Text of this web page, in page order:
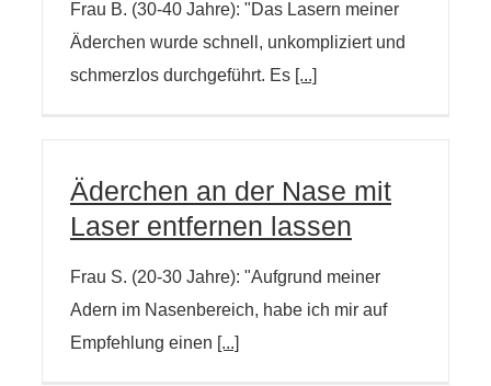
Frau B. (30-40 Jahre): "Das Lasern meiner
Äderchen wurde schnell, unkompliziert und
schmerzlos durchgeführt. Es [...]
Äderchen an der Nase mit
Laser entfernen lassen
Frau S. (20-30 Jahre): "Aufgrund meiner
Adern im Nasenbereich, habe ich mir auf
Empfehlung einen [...]